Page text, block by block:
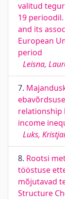
valitud
19
and its
European
period
Leisna,
7.
relationship
income
Luks,
8. Rootsi
tööstuse
mõjutavad
Structure